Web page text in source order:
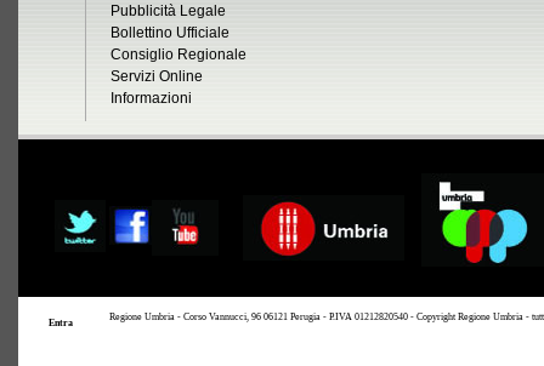
Pubblicità Legale
Bollettino Ufficiale
Consiglio Regionale
Servizi Online
Informazioni
Entra
Regione Umbria - Corso Vannucci, 96 06121 Perugia - P.IVA 01212820540 - Copyright Regione Umbria -